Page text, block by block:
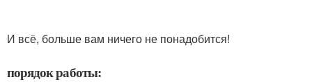
И всё, больше вам ничего не понадобится!
порядок работы: